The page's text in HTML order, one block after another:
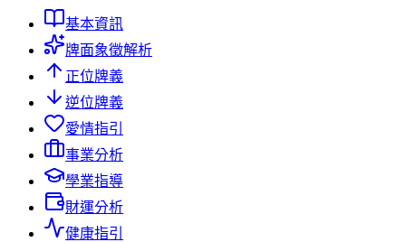
基本資訊
牌面象徵解析
正位牌義
逆位牌義
愛情指引
事業分析
學業指導
財運分析
健康指引